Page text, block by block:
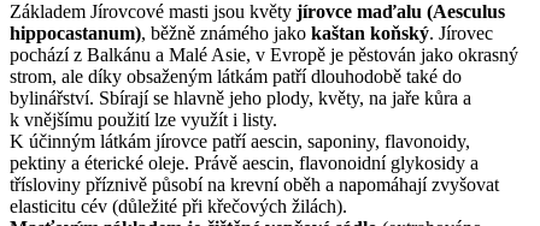
Základem Jírovcové masti jsou květy jírovce maďalu (Aesculus
hippocastanum), běžně známého jako kaštan koňský. Jírovec
pochází z Balkánu a Malé Asie, v Evropě je pěstován jako okrasný
strom, ale díky obsaženým látkám patří dlouhodobě také do
bylinářství. Sbírají se hlavně jeho plody, květy, na jaře kůra a
k vnějšímu použití lze využít i listy.
K účinným látkám jírovce patří aescin, saponiny, flavonoidy,
pektiny a éterické oleje. Právě aescin, flavonoidní glykosidy a
třísloviny příznivě působí na krevní oběh a napomáhají zvyšovat
elasticitu cév (důležité při křečových žilách).